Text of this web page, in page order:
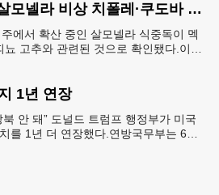
할라피뇨 살모넬라 비상 치폴레·쿠도바 긴급 회수
에서 확산 중인 살모넬라 식중독이 멕
뇨 고추와 관련된 것으로 확인됐다.이에
1년 연장
안 돼” 도널드 트럼프 행정부가 미국
를 1년 더 연장했다.연방국무부는 6일